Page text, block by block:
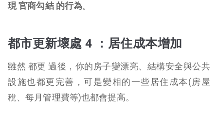
現 官商勾結 的行為。
都市更新壞處 4 ： 居住成本增加
雖然 都更 過後，你的房子變漂亮、結構安全與公共
設施也都更完善，可是變相的一些居住成本(房屋
稅、每月管理費等)也都會提高。